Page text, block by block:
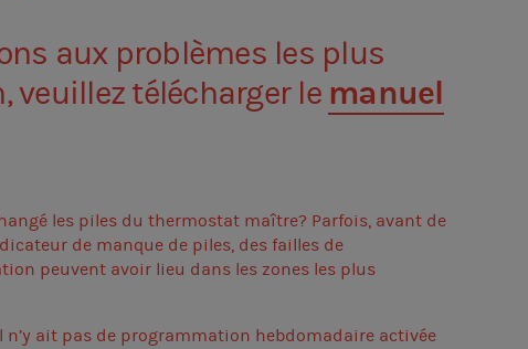
aux problèmes les plus
veuillez télécharger le manuel
les piles du thermostat maître? Parfois, avant de
de manque de piles, des failles de
peuvent avoir lieu dans les zones les plus
n’y ait pas de programmation hebdomadaire activée